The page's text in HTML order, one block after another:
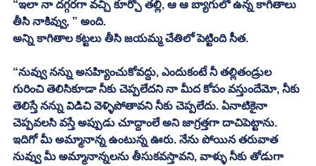
“ఇలా నా దగ్గరగా వచ్చి కూర్చో తల్లి, ఆ ఆ బ్యాగులో ఉన్న కాగితాలు
తీసి నాకివ్వు, ” అంది.
అన్ని కాగితాల కట్టలు తీసి జయమ్మ చేతిలో పెట్టింది సీత.
“నువ్వు నన్ను అసహ్యించుకోవద్దు, ఎందుకంటే నీ తల్లితండ్రుల
గురించి తెలిసికూడా నీకు చెప్పలేదని నా మీద కోపం వస్తుందేమో, నీకు
తెలిస్తే నన్ను విడిచి వెళ్ళిపోతావని నీకు చెప్పలేదు. ఏనాటికైనా
చెప్పవలసి వస్తే అప్పుడు చూద్దాంలే అని జాగ్రత్తగా దాచిపెట్టాను.
ఇదిగో మీ అమ్మానాన్న ఉంటున్న ఊరు. నేను పోయిన తరువాత
నువ్వు మీ అమ్మానాన్నలను తీసుకవస్తావని, వాళ్ళు నీకు తోడుగా